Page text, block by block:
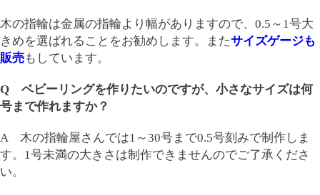
木の指輪は金属の指輪より幅がありますので、0.5～1号大
きめを選ばれることをお勧めします。またサイズゲージも
販売もしています。
Q ベビーリングを作りたいのですが、小さなサイズは何
号まで作れますか？
A 木の指輪屋さんでは1～30号まで0.5号刻みで制作しま
す。1号未満の大きさは制作できませんのでご了承くださ
い。